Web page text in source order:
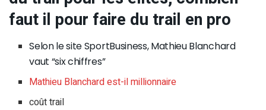
faut il pour faire du trail en pro
Selon le site SportBusiness, Mathieu Blanchard
vaut “six chiffres”
Mathieu Blanchard est-il millionnaire
coût trail